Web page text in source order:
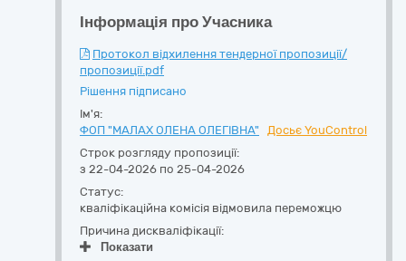
Інформація про Учасника
Протокол відхилення тендерної пропозиції/
пропозиції.pdf
Рішення підписано
Ім'я:
ФОП "МАЛАХ ОЛЕНА ОЛЕГІВНА"
Досьє YouControl
Строк розгляду пропозиції:
з 22-04-2026 по 25-04-2026
Статус:
кваліфікаційна комісія відмовила переможцю
Причина дискваліфікації:
Показати